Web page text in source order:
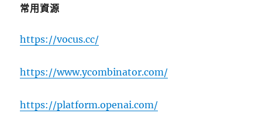
常用資源
https://vocus.cc/
https://www.ycombinator.com/
https://platform.openai.com/